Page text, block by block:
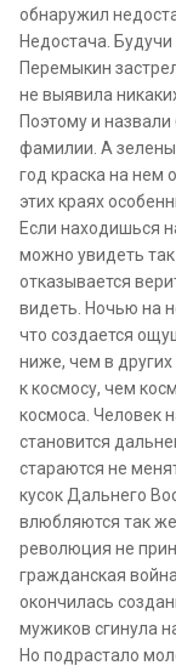
обнаружил
Недостача.
Перемыкин
не выявила
Поэтому и
фамилии. А
год краска на нем
этих краях
Если находишься
можно увидеть
отказывается
видеть. Ночью на
что создается
ниже, чем в
к космосу, чем
космоса. Человек
становится
стараются не
кусок Дальнего
влюбляются так
революция не
гражданская
окончилась
мужиков сгинула
Но подрастало